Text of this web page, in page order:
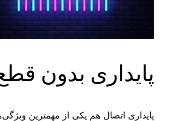
پایداری بدون
پایداری اتصال هم یکی از مهمترین